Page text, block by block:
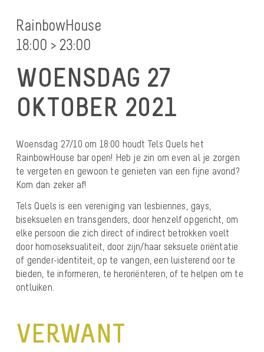
RainbowHouse
18:00 > 23:00
WOENSDAG 27
OKTOBER 2021
Woensdag 27/10 om 18:00 houdt Tels Quels het
RainbowHouse bar open! Heb je zin om even al je zorgen
te vergeten en gewoon te genieten van een fijne avond?
Kom dan zeker af!
Tels Quels is een vereniging van lesbiennes, gays,
biseksuelen en transgenders, door henzelf opgericht, om
elke persoon die zich direct of indirect betrokken voelt
door homoseksualiteit, door zijn/haar seksuele oriëntatie
of gender-identiteit, op te vangen, een luisterend oor te
bieden, te informeren, te heroriënteren, of te helpen om te
ontluiken.
VERWANT